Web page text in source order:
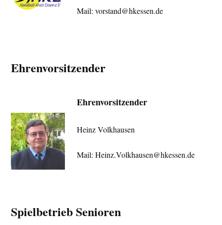
Mail: vorstand@hkessen.de
Ehrenvorsitzender
Ehrenvorsitzender
Heinz Volkhausen
Mail: Heinz.Volkhausen@hkessen.de
Spielbetrieb Senioren